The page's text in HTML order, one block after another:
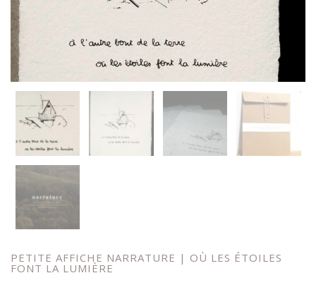
PETITE AFFICHE NARRATURE | OÙ LES ÉTOILES
FONT LA LUMIÈRE